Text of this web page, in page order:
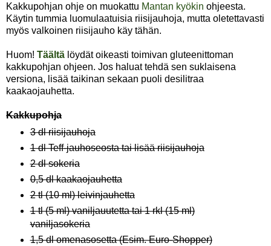
Kakkupohjan ohje on muokattu Mantan kyökin ohjeesta.
Käytin tummia luomulaatuisia riisijauhoja, mutta oletettavasti
myös valkoinen riisijauho käy tähän.
Huom! Täältä löydät oikeasti toimivan gluteenittoman
kakkupohjan ohjeen. Jos haluat tehdä sen suklaisena
versiona, lisää taikinan sekaan puoli desilitraa
kaakaojauhetta.
Kakkupohja
3 dl riisijauhoja
1 dl Teff-jauhoseosta tai lisää riisijauhoja
2 dl sokeria
0,5 dl kaakaojauhetta
2 tl (10 ml) leivinjauhetta
1 tl (5 ml) vaniljauutetta tai 1 rkl (15 ml)
vaniljasokeria
1,5 dl omenasosetta (Esim. Euro-Shopper)